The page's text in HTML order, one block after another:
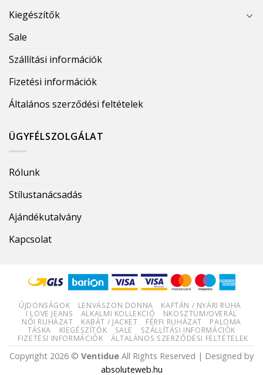
Kiegészítők
Sale
Szállítási információk
Fizetési információk
Általános szerződési feltételek
ÜGYFÉLSZOLGÁLAT
Rólunk
Stílustanácsadás
Ajándékutalvány
Kapcsolat
ÚJDONSÁGOK LENVÁSZON DONNA
KAFTÁN / NYÁRI RUHA
I LOVE JEANS
ALKALMI KOLLEKCIÓ
NKOSZTÜM/OVERÁL
NŐI RUHÁZAT
KABÁT / JACKET FÉRFI RUHÁZAT
PALOMA
TÁSKA
KIEGÉSZÍTŐK SALE
SZÁLLÍTÁSI INFORMÁCIÓK
FIZETÉSI INFORMÁCIÓK
ÁLTALÁNOS SZERZŐDÉSI FELTÉTELEK
Copyright 2026 © Ventidue All Rights Reserved | Designed by
absoluteweb.hu